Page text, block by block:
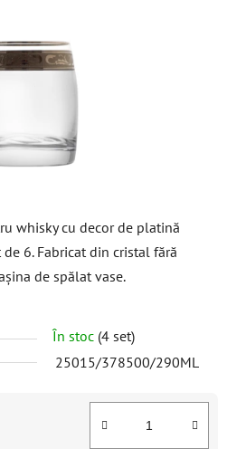
whisky cu decor de platină
6. Fabricat din cristal fără
de spălat vase.
În stoc (4 set)
25015/378500/290ML